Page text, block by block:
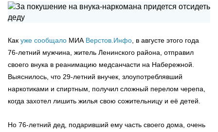
Как уже сообщало МИА Верстов.Инфо , в августе этого года
76-летний мужчина, житель Ленинского района, отправил
своего внука в реанимацию медсанчасти на Набережной.
Выяснилось, что 29-летний внучек, злоупотреблявший
наркотиками и спиртным, получил сложный перелом черепа,
когда захотел лишить жилья свою сожительницу и её детей.
Но 76-летний дед, подаривший ему часть своего дома, очень